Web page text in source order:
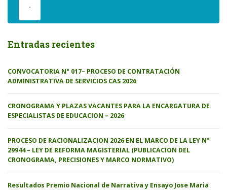
.
Entradas recientes
CONVOCATORIA N° 017– PROCESO DE CONTRATACIÓN
ADMINISTRATIVA DE SERVICIOS CAS 2026
CRONOGRAMA Y PLAZAS VACANTES PARA LA ENCARGATURA DE
ESPECIALISTAS DE EDUCACION – 2026
PROCESO DE RACIONALIZACION 2026 EN EL MARCO DE LA LEY N°
29944 – LEY DE REFORMA MAGISTERIAL (PUBLICACION DEL
CRONOGRAMA, PRECISIONES Y MARCO NORMATIVO)
Resultados Premio Nacional de Narrativa y Ensayo Jose Maria